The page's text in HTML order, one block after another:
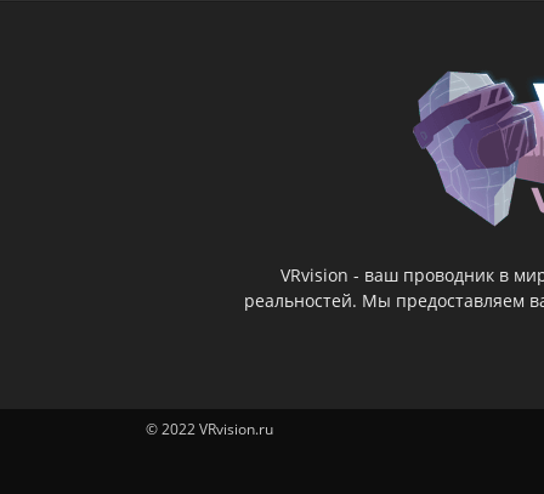
VRvision - ваш проводник в
реальностей. Мы предоставляем
© 2022 VRvision.ru